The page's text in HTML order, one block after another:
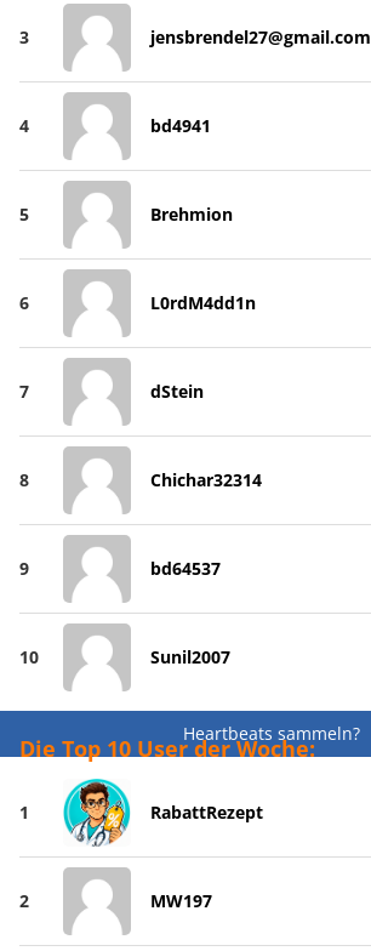
3 jensbrendel27@gmail.com
4 bd4941
5 Brehmion
6 L0rdM4dd1n
7 dStein
8 Chichar32314
9 bd64537
10 Sunil2007
Heartbeats sammeln?
Die Top 10 User der Woche:
1 RabattRezept
2 MW197